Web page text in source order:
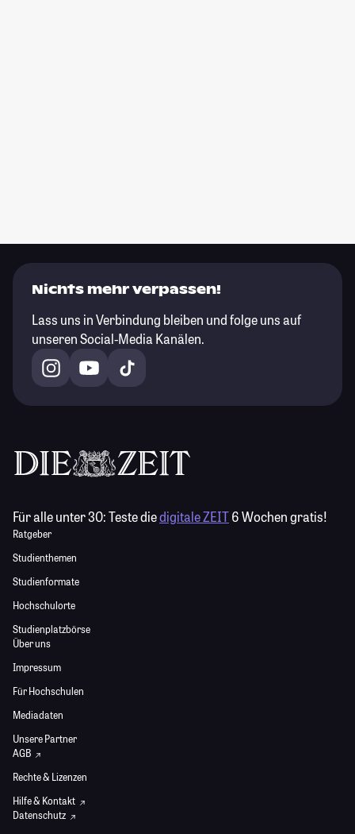
Nichts mehr verpassen!
Lass uns in Verbindung bleiben und folge uns auf
unseren Social-Media Kanälen.
Für alle unter 30:Teste diedigitale ZEIT6 Wochen gratis!
Ratgeber
Studienthemen
Studienformate
Hochschulorte
Studienplatzbörse
Über uns
Impressum
Für Hochschulen
Mediadaten
Unsere Partner
AGB
Rechte & Lizenzen
Hilfe & Kontakt
Datenschutz